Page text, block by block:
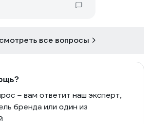
все вопросы
– вам ответит наш эксперт,
бренда или один из